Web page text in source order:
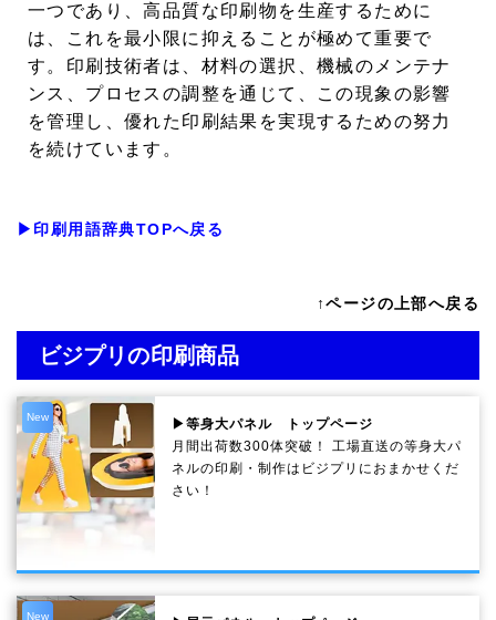
一つであり、高品質な印刷物を生産するために
は、これを最小限に抑えることが極めて重要で
す。印刷技術者は、材料の選択、機械のメンテナ
ンス、プロセスの調整を通じて、この現象の影響
を管理し、優れた印刷結果を実現するための努力
を続けています。
▶印刷用語辞典TOPへ戻る
↑ページの上部へ戻る
ビジプリの印刷商品
New
▶等身大パネル トップページ
月間出荷数300体突破！ 工場直送の等身大パ
ネルの印刷・制作は ビジプリ におまかせくだ
さい！
New